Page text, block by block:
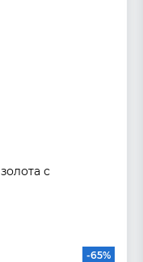
с
-65%